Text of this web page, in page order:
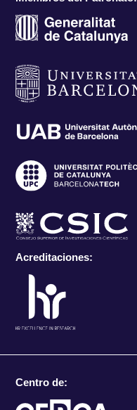
Acreditaciones:
Centro de: